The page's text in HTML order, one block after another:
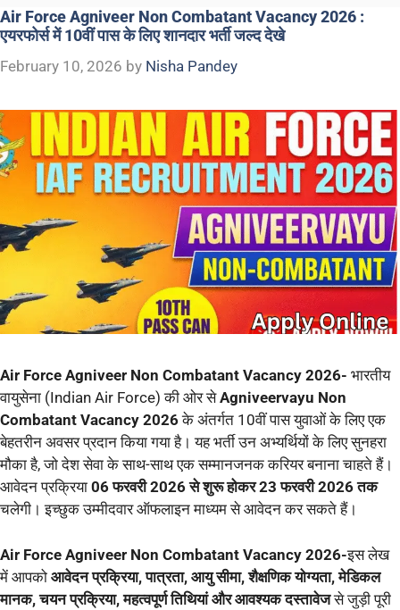
Air Force Agniveer Non Combatant Vacancy 2026 :
एयरफोर्स में 10वीं पास के लिए शानदार भर्ती जल्द देखे
February 10, 2026 by Nisha Pandey
Air Force Agniveer Non Combatant Vacancy 2026- भारतीय
वायुसेना (Indian Air Force) की ओर सेAgniveervayu Non
Combatant Vacancy 2026के अंतर्गत 10वीं पास युवाओं के लिए एक
बेहतरीन अवसर प्रदान किया गया है। यह भर्ती उन अभ्यर्थियों के लिए सुनहरा
मौका है, जो देश सेवा के साथ-साथ एक सम्मानजनक करियर बनाना चाहते हैं।
आवेदन प्रक्रिया 06 फरवरी 2026 से शुरू होकर 23 फरवरी 2026 तक
चलेगी। इच्छुक उम्मीदवार ऑफलाइन माध्यम से आवेदन कर सकते हैं।
Air Force Agniveer Non Combatant Vacancy 2026-इस लेख
में आपको आवेदन प्रक्रिया, पात्रता, आयु सीमा, शैक्षणिक योग्यता, मेडिकल
मानक, चयन प्रक्रिया, महत्वपूर्ण तिथियां और आवश्यक दस्तावेजसे जुड़ी पूरी